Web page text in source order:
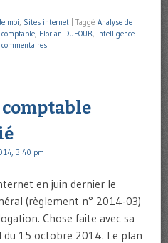
moi, Sites internet Taggé Analyse de
, Florian DUFOUR, Intelligence
comptable
3:40 pm
en juin dernier le
(règlement n° 2014-03)
Chose faite avec sa
15 octobre 2014. Le plan